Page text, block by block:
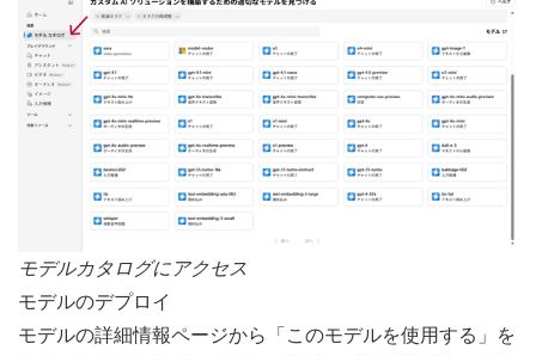
モデルカタログにアクセス
モデルのデプロイ
モデルの詳細情報ページから「このモデルを使用する」を